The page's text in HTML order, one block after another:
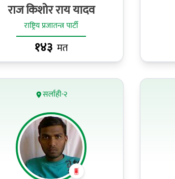
राज किशोर राय यादव
राष्ट्रिय प्रजातन्त्र पार्टी
१४३ मत
सर्लाही-२